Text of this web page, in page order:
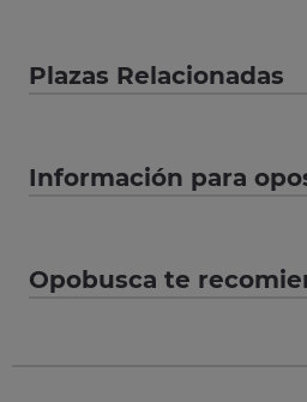
Plazas Relacionadas
Información para
Opobusca te